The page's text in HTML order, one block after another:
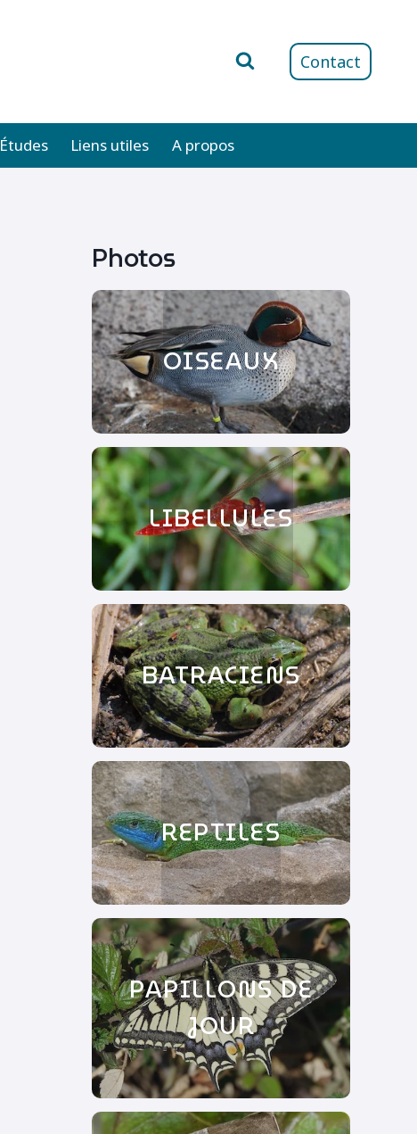
Contact
Études Liens utiles A propos
Photos
OISEAUX
LIBELLULES
BATRACIENS
REPTILES
PAPILLONS DE
JOUR